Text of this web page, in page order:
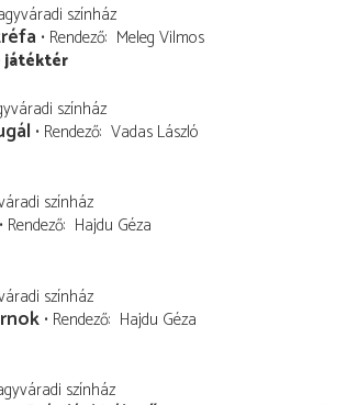
színház
Rendező Meleg Vilmos
játéktér
színház
Rendező Vadas László
színház
Rendező Hajdu Géza
színház
Rendező Hajdu Géza
színház